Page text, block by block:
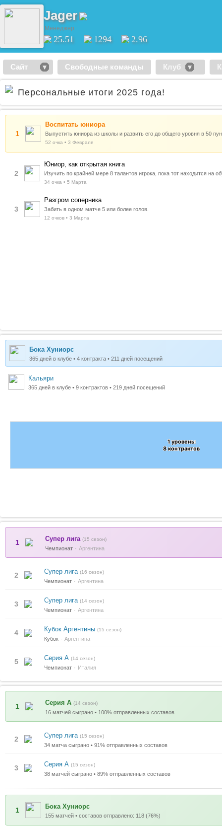
Jager
Менеджер
25.51 1294 2.96
Сайт Свободные команды Клуб
Персональные итоги 2025 года!
1
Воспитать юниора
Выпустить юниора из школы и развить его до общего уровня в 50
52 очка • 3 Февраля
2
Юниор, как открытая книга
Изучить по крайней мере 8 талантов игрока, пока тот находится на
34 очка • 5 Марта
3
Разгром соперника
Забить в одном матче 5 или более голов.
12 очков • 3 Марта
Бока Хуниорс
365 дней в клубе • 4 контракта • 211 дней посещений
Кальяри
365 дней в клубе • 9 контрактов • 219 дней посещений
1 уровень:
8 контрактов
1 уровень:
8 контрактов
1 Супер лига (15 сезон)
Чемпионат Аргентина
2 Супер лига (16 сезон)
Чемпионат Аргентина
3 Супер лига (14 сезон)
Чемпионат Аргентина
4 Кубок Аргентины (15 сезон)
Кубок Аргентина
5 Серия А (14 сезон)
Чемпионат Италия
1 Серия А (14 сезон)
16 матчей сыграно • 100% отправленных составов
2 Супер лига (15 сезон)
34 матча сыграно • 91% отправленных составов
3 Серия А (15 сезон)
38 матчей сыграно • 89% отправленных составов
1 Бока Хуниорс
155 матчей • составов отправлено: 118 (76%)